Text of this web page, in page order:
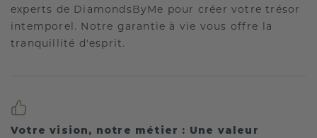
experts de DiamondsByMe pour créer votre trésor
intemporel. Notre garantie à vie vous offre la
tranquillité d'esprit.
Votre vision, notre métier : Une valeur